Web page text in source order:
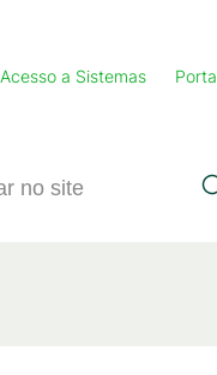
Acesso a Sistemas